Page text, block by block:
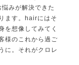
みが解決できた
ます。hairにはそ
を想像してみてく
様のこれから過ご
に。それがクロレ